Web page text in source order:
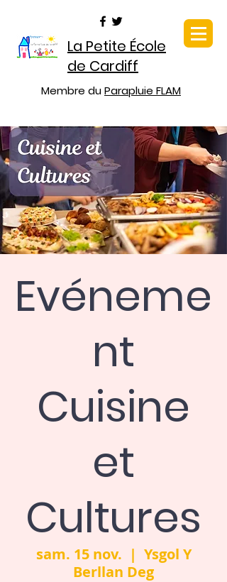
La Petite École
de Cardiff
Membre duParapluie FLAM
Evéneme
nt
Cuisine
et
Cultures
sam. 15 nov.
  |
Ysgol Y
Berllan Deg